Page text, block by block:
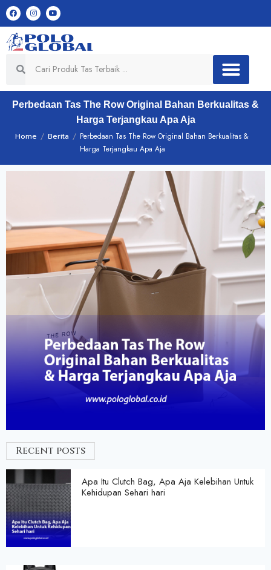
Perbedaan Tas The Row Original Bahan Berkualitas &
Harga Terjangkau Apa Aja
Home / Berita / Perbedaan Tas The Row Original Bahan Berkualitas &
Harga Terjangkau Apa Aja
Recent posts
Apa Itu Clutch Bag, Apa Aja Kelebihan Untuk
Kehidupan Sehari hari